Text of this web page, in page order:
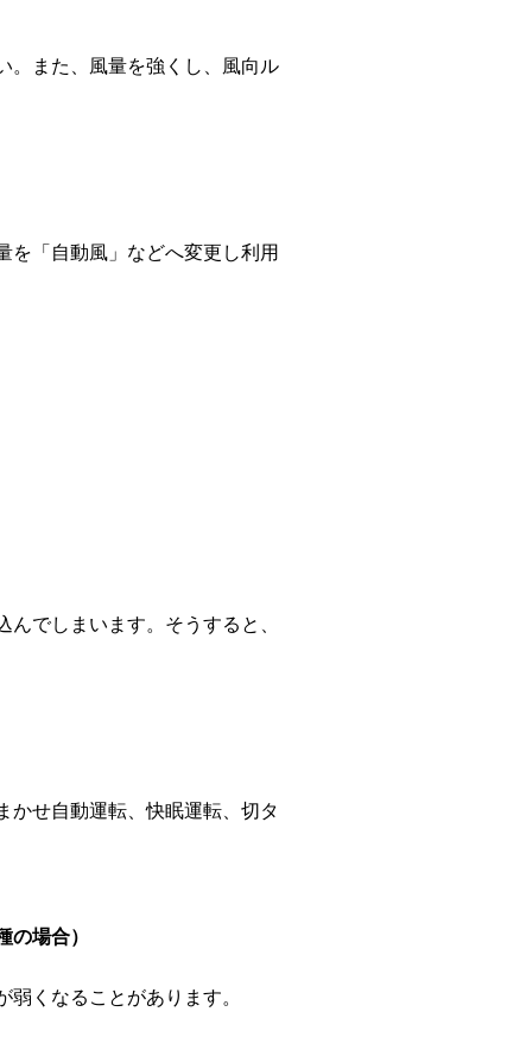
。また、風量を強くし、風向ル
を「自動風」などへ変更し利用
でしまいます。そうすると、
かせ自動運転、快眠運転、切タ
場合）
くなることがあります。